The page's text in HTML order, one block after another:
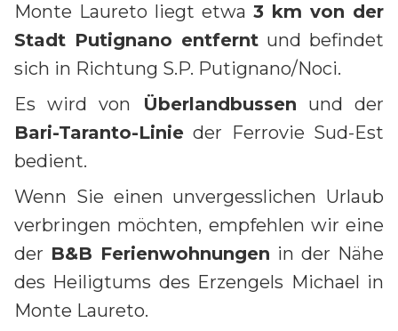
Monte Laureto liegt etwa 3 km von der
Stadt Putignano entfernt und befindet
sich in Richtung S.P. Putignano/Noci.
Es wird von Überlandbussen und der
Bari-Taranto-Linie der Ferrovie Sud-Est
bedient.
Wenn Sie einen unvergesslichen Urlaub
verbringen möchten, empfehlen wir eine
der B&B Ferienwohnungen in der Nähe
des Heiligtums des Erzengels Michael in
Monte Laureto.